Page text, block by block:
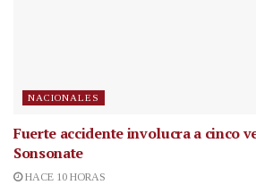
NACIONALES
Fuerte accidente involucra a cinco
Sonsonate
HACE 10 HORAS